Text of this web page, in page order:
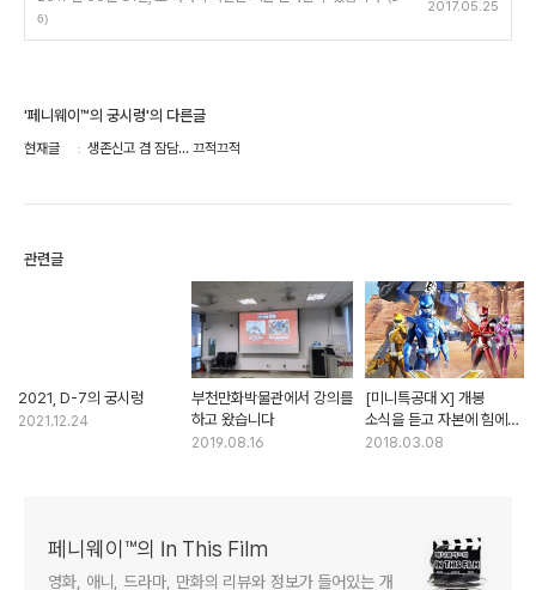
6)
2017.05.25
'페니웨이™의 궁시렁'의 다른글
현재글 생존신고 겸 잠담... 끄적끄적
관련글
2021, D-7의 궁시렁
2021.12.24
부천만화박물관에서 강의를
하고 왔습니다
2019.08.16
[미니특공대 X] 개봉
소식을 듣고 자본에 힘에
대해 다시금 생각해 봅니다
2018.03.08
페니웨이™의 In This Film
영화, 애니, 드라마, 만화의 리뷰와 정보가 들어있는 개